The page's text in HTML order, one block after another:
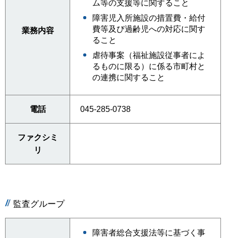
業務内容
ム等の支援等に関すること
障害児入所施設の措置費・給付
費等及び過齢児への対応に関す
ること
虐待事案（福祉施設従事者によ
るものに限る）に係る市町村と
の連携に関すること
電話 045-285-0738
ファクシミ
リ
監査グループ
障害者総合支援法等に基づく事